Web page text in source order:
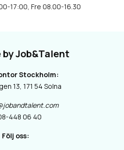
by Job&Talent
Stockholm:
13, 171 54 Solna
448 06 40
Följ oss: